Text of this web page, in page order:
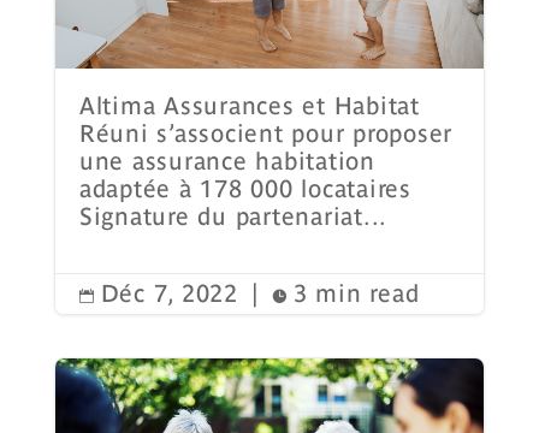
Altima Assurances et Habitat
Réuni s’associent pour proposer
une assurance habitation
adaptée à 178 000 locataires
Signature du partenariat...
 Déc 7, 2022 |  3 min read